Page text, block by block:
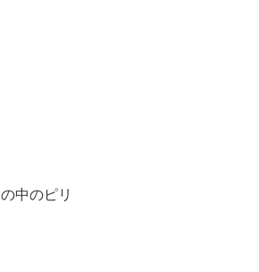
中のピリ